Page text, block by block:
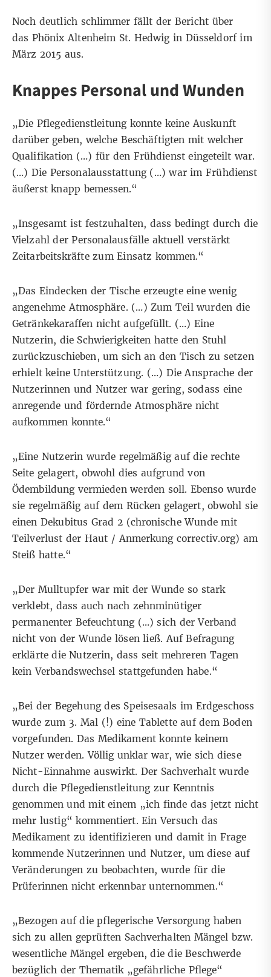
Noch deutlich schlimmer fällt der Bericht über
das Phönix Altenheim St. Hedwig in Düsseldorf im
März 2015 aus.
Knappes Personal und Wunden
„Die Pflegedienstleitung konnte keine Auskunft
darüber geben, welche Beschäftigten mit welcher
Qualifikation (…) für den Frühdienst eingeteilt war.
(…) Die Personalausstattung (…) war im Frühdienst
äußerst knapp bemessen.“
„Insgesamt ist festzuhalten, dass bedingt durch die
Vielzahl der Personalausfälle aktuell verstärkt
Zeitarbeitskräfte zum Einsatz kommen.“
„Das Eindecken der Tische erzeugte eine wenig
angenehme Atmosphäre. (…) Zum Teil wurden die
Getränkekaraffen nicht aufgefüllt. (…) Eine
Nutzerin, die Schwierigkeiten hatte den Stuhl
zurückzuschieben, um sich an den Tisch zu setzen
erhielt keine Unterstützung. (…) Die Ansprache der
Nutzerinnen und Nutzer war gering, sodass eine
anregende und fördernde Atmosphäre nicht
aufkommen konnte.“
„Eine Nutzerin wurde regelmäßig auf die rechte
Seite gelagert, obwohl dies aufgrund von
Ödembildung vermieden werden soll. Ebenso wurde
sie regelmäßig auf dem Rücken gelagert, obwohl sie
einen Dekubitus Grad 2 (chronische Wunde mit
Teilverlust der Haut / Anmerkung correctiv.org) am
Steiß hatte.“
„Der Mulltupfer war mit der Wunde so stark
verklebt, dass auch nach zehnminütiger
permanenter Befeuchtung (…) sich der Verband
nicht von der Wunde lösen ließ. Auf Befragung
erklärte die Nutzerin, dass seit mehreren Tagen
kein Verbandswechsel stattgefunden habe.“
„Bei der Begehung des Speisesaals im Erdgeschoss
wurde zum 3. Mal (!) eine Tablette auf dem Boden
vorgefunden. Das Medikament konnte keinem
Nutzer werden. Völlig unklar war, wie sich diese
Nicht-Einnahme auswirkt. Der Sachverhalt wurde
durch die Pflegedienstleitung zur Kenntnis
genommen und mit einem „ich finde das jetzt nicht
mehr lustig“ kommentiert. Ein Versuch das
Medikament zu identifizieren und damit in Frage
kommende Nutzerinnen und Nutzer, um diese auf
Veränderungen zu beobachten, wurde für die
Prüferinnen nicht erkennbar unternommen.“
„Bezogen auf die pflegerische Versorgung haben
sich zu allen geprüften Sachverhalten Mängel bzw.
wesentliche Mängel ergeben, die die Beschwerde
bezüglich der Thematik „gefährliche Pflege“